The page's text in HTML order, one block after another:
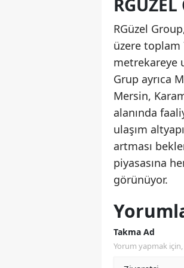
RGÜZEL
RGüzel
üzere toplam
metrekareye
Grup ayrıca
Mersin,
alanında
ulaşım
artması
piyasasına
görünüyor.
Takma Ad
Yorum yapmak